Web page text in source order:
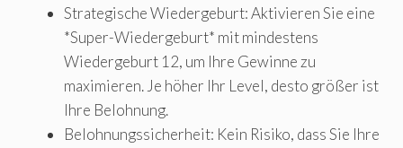
Strategische Wiedergeburt: Aktivieren Sie eine
*Super-Wiedergeburt* mit mindestens
Wiedergeburt 12, um Ihre Gewinne zu
maximieren. Je höher Ihr Level, desto größer ist
Ihre Belohnung.
Belohnungssicherheit: Kein Risiko, dass Sie Ihre